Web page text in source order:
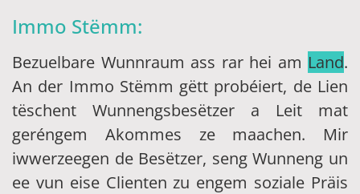
Immo Stëmm:
Bezuelbare Wunnraum ass rar hei am Land.
An der Immo Stëmm gëtt probéiert, de Lien
tëschent Wunnengsbesëtzer a Leit mat
geréngem Akommes ze maachen. Mir
iwwerzeegen de Besëtzer, seng Wunneng un
ee vun eise Clienten zu engem soziale Präis